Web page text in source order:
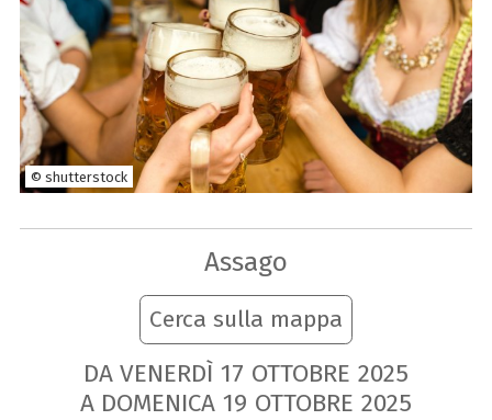
© shutterstock
Assago
Cerca sulla mappa
DA VENERDÌ 17 OTTOBRE 2025
A DOMENICA 19 OTTOBRE 2025